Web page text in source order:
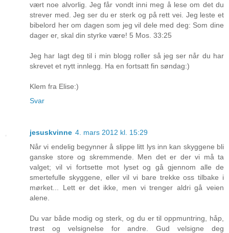
vært noe alvorlig. Jeg får vondt inni meg å lese om det du
strever med. Jeg ser du er sterk og på rett vei. Jeg leste et
bibelord her om dagen som jeg vil dele med deg: Som dine
dager er, skal din styrke være! 5 Mos. 33:25
Jeg har lagt deg til i min blogg roller så jeg ser når du har
skrevet et nytt innlegg. Ha en fortsatt fin søndag:)
Klem fra Elise:)
Svar
jesuskvinne 4. mars 2012 kl. 15:29
Når vi endelig begynner å slippe litt lys inn kan skyggene bli
ganske store og skremmende. Men det er der vi må ta
valget; vil vi fortsette mot lyset og gå gjennom alle de
smertefulle skyggene, eller vil vi bare trekke oss tilbake i
mørket... Lett er det ikke, men vi trenger aldri gå veien
alene.
Du var både modig og sterk, og du er til oppmuntring, håp,
trøst og velsignelse for andre. Gud velsigne deg